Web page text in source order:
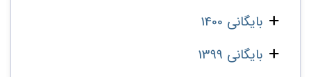
بایگانی 1400
بایگانی 1399